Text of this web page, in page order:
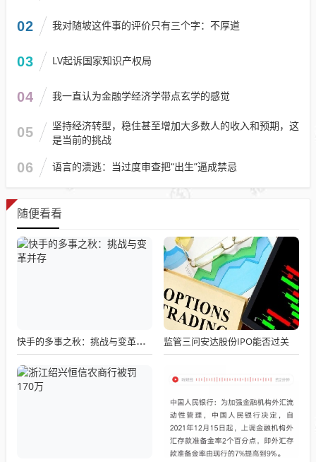
02 我对随坡这件事的评价只有三个字：不厚道
03 LV起诉国家知识产权局
04 我一直认为金融学经济学带点玄学的感觉
05
坚持经济转型，稳住甚至增加大多数人的收入和预期，这
是当前的挑战
06 语言的溃逃：当过度审查把“出生”逼成禁忌
随便看看
快手的多事之秋：挑战与变革并存 监管三问安达股份IPO能否过关